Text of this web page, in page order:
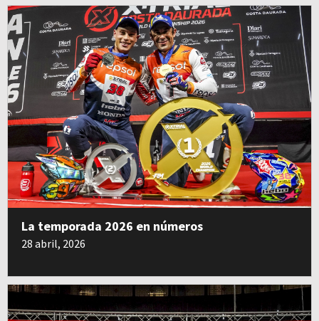
La temporada 2026 en números
28 abril, 2026